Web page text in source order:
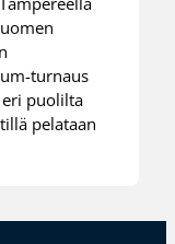
turnaus
puolilta
pelataan